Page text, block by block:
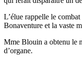
L’élue rappelle le
Bonaventure et la vaste
Mme Blouin a obtenu le
d’organe.